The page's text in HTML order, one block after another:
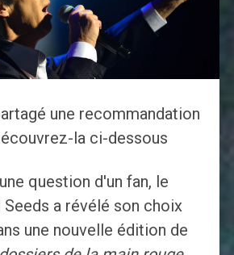
une recommandation
la ci-dessous
question d'un fan, le
Seeds a révélé son choix
une nouvelle édition de